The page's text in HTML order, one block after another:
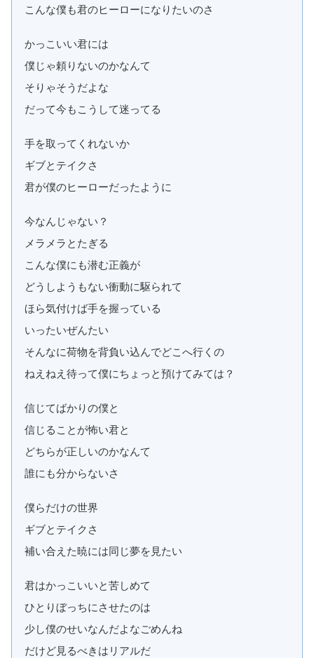
こんな僕も君のヒーローになりたいのさ
かっこいい君には
僕じゃ頼りないのかなんて
そりゃそうだよな
だって今もこうして迷ってる
手を取ってくれないか
ギブとテイクさ
君が僕のヒーローだったように
今なんじゃない？
メラメラとたぎる
こんな僕にも潜む正義が
どうしようもない衝動に駆られて
ほら気付けば手を握っている
いったいぜんたい
そんなに荷物を背負い込んでどこへ行くの
ねえねえ待って僕にちょっと預けてみては？
信じてばかりの僕と
信じることが怖い君と
どちらが正しいのかなんて
誰にも分からないさ
僕らだけの世界
ギブとテイクさ
補い合えた暁には同じ夢を見たい
君はかっこいいと苦しめて
ひとりぼっちにさせたのは
少し僕のせいなんだよなごめんね
だけど見るべきはリアルだ